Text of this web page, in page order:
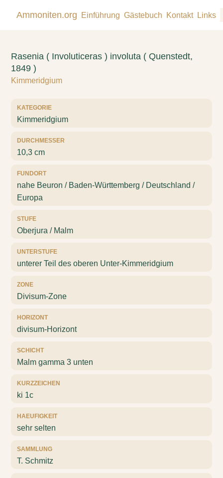
Ammoniten.org Einführung Gästebuch Kontakt Links
Rasenia ( Involuticeras ) involuta ( Quenstedt,
1849 )
Kimmeridgium
KATEGORIE
Kimmeridgium
DURCHMESSER
10,3 cm
FUNDORT
nahe Beuron / Baden-Württemberg / Deutschland /
Europa
STUFE
Oberjura / Malm
UNTERSTUFE
unterer Teil des oberen Unter-Kimmeridgium
ZONE
Divisum-Zone
HORIZONT
divisum-Horizont
SCHICHT
Malm gamma 3 unten
KURZZEICHEN
ki 1c
HAEUFIGKEIT
sehr selten
SAMMLUNG
T. Schmitz